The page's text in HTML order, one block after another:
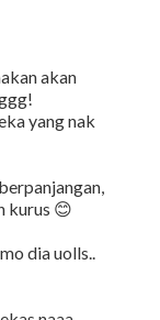
akan
yang nak
kurus 😊
dia uolls..